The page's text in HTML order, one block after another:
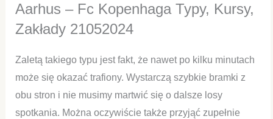
Aarhus – Fc Kopenhaga Typy, Kursy,
Zakłady 21052024
Zaletą takiego typu jest fakt, że nawet po kilku minutach
może się okazać trafiony. Wystarczą szybkie bramki z
obu stron i nie musimy martwić się o dalsze losy
spotkania. Można oczywiście także przyjąć zupełnie